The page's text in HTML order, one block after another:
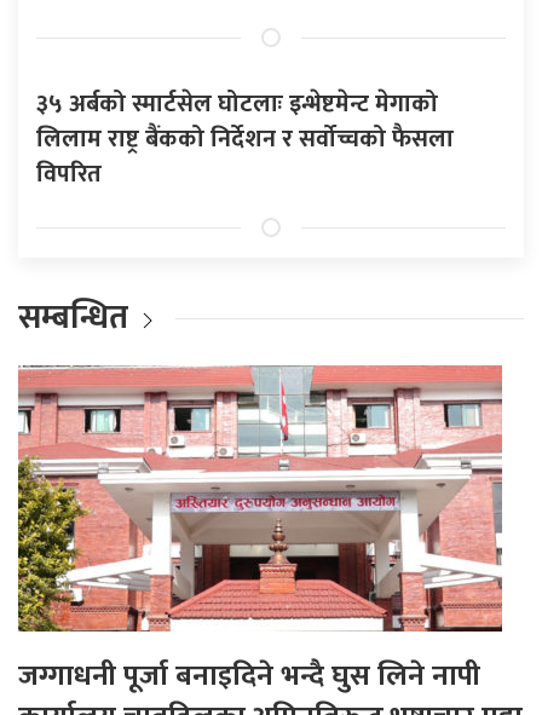
३५ अर्बको स्मार्टसेल घोटलाः इन्भेष्टमेन्ट मेगाको
लिलाम राष्ट्र बैंकको निर्देशन र सर्वोच्चको फैसला
विपरित
सम्बन्धित
जग्गाधनी पूर्जा बनाइदिने भन्दै घुस लिने नापी